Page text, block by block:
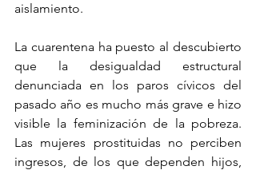
aislamiento.
La cuarentena ha puesto al descubierto
que la desigualdad estructural
denunciada en los paros cívicos del
pasado año es mucho más grave e hizo
visible la feminización de la pobreza.
Las mujeres prostituidas no perciben
ingresos, de los que dependen hijos,